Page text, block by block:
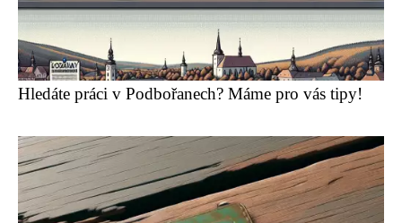
Hledáte práci v Podbořanech? Máme pro vás tipy!